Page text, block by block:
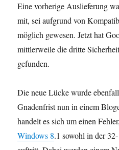
Eine vorherige Auslieferung
mit, sei aufgrund von
möglich gewesen. Jetzt hat
mittlerweile die dritte
gefunden.
Die neue Lücke wurde
Gnadenfrist nun in einem
handelt es sich um einen
Windows 8.1 sowohl in der